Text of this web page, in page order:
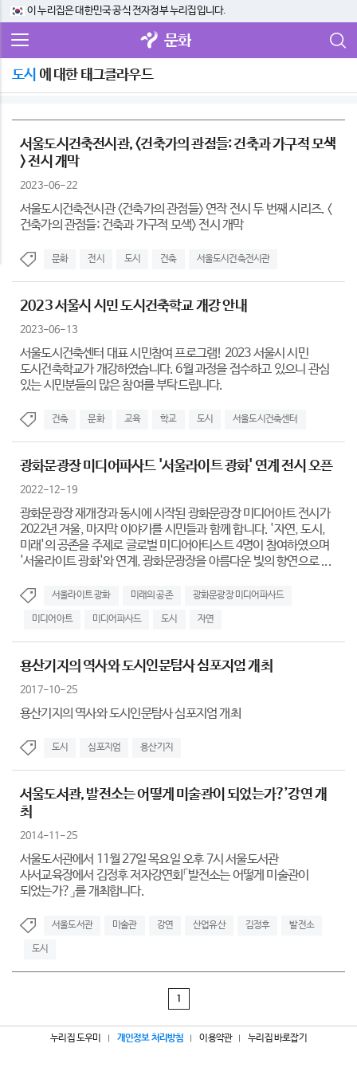
이 누리집은 대한민국 공식 전자정부 누리집입니다.
문화
도시 에 대한 태그클라우드
서울도시건축전시관, <건축가의 관점들: 건축과 가구적 모색
> 전시 개막
2023-06-22
서울도시건축전시관 <건축가의 관점들> 연작 전시 두 번째 시리즈. <
건축가의 관점들: 건축과 가구적 모색> 전시 개막
문화 전시 도시 건축 서울도시건축전시관
2023 서울시 시민 도시건축학교 개강 안내
2023-06-13
서울도시건축센터 대표 시민참여 프로그램! 2023 서울시 시민
도시건축학교가 개강하였습니다. 6월 과정을 접수하고 있으니 관심
있는 시민분들의 많은 참여를 부탁드립니다.
건축 문화 교육 학교 도시 서울도시건축센터
광화문광장 미디어파사드 '서울라이트 광화' 연계 전시 오픈
2022-12-19
광화문광장 재개장과 동시에 시작된 광화문광장 미디어아트 전시가
2022년 겨울, 마지막 이야기를 시민들과 함께 합니다. '자연, 도시,
미래'의 공존을 주제로 글로벌 미디어아티스트 4명이 참여하였으며
'서울라이트 광화'와 연계, 광화문광장을 아름다운 빛의 향연으로 ...
서울라이트 광화 미래의 공존 광화문광장 미디어파사드
미디어아트 미디어파사드 도시 자연
용산기지의 역사와 도시인문탐사 심포지엄 개최
2017-10-25
용산기지의 역사와 도시인문탐사 심포지엄 개최
도시 심포지엄 용산기지
서울도서관, 발전소는 어떻게 미술관이 되었는가?’강연 개
최
2014-11-25
서울도서관에서 11월 27일 목요일 오후 7시 서울도서관
사서교육장에서 김정후 저자강연회「발전소는 어떻게 미술관이
되었는가?」를 개최합니다.
서울도서관 미술관 강연 산업유산 김정후 발전소
도시
1
누리집 도우미 개인정보 처리방침 이용약관 누리집 바로잡기